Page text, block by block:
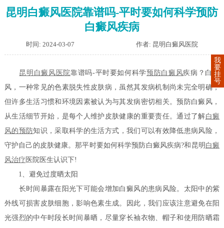
昆明白癜风医院靠谱吗-平时要如何科学预防
白癜风疾病
时间: 2024-03-07 作者: 昆明白癜风医院
昆明白癜风医院靠谱吗-平时要如何科学预防白癜风疾病？白癜
风，一种常见的色素脱失性皮肤病，虽然其发病机制尚未完全明确，
但许多生活习惯和环境因素被认为与其发病密切相关。预防白癜风，
从生活细节开始，是每个人维护皮肤健康的重要责任。通过了解白癜
风的预防知识，采取科学的生活方式，我们可以有效降低患病风险，
守护自己的皮肤健康。那平时要如何科学预防白癜风疾病?和昆明 白癜
风治疗 医院医生认识下!
1、避免过度晒太阳
长时间暴露在阳光下可能会增加白癜风的患病风险。太阳中的紫
外线可损害皮肤细胞，影响色素生成。因此，我们应该注意避免在阳
光强烈的中午时段长时间暴晒，尽量穿长袖衣物、帽子和使用防晒霜
我
要
挂
号